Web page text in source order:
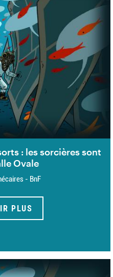
: les sorcières sont
Ovale
- BnF
PLUS